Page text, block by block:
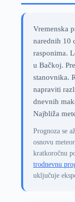
Vremenska
narednih 10
rasponima.
u Bačkoj.
stanovnika.
napraviti
dnevnih
Najbliža
Prognoza se
osnovu
kratkoročnu
trodnevnu
uključuje